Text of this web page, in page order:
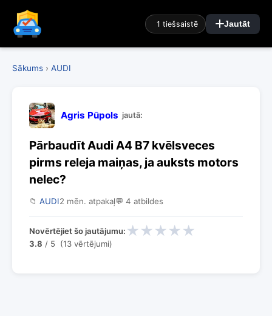
1 tiešsaistē Jautāt
Sākums › AUDI
Agris Pūpols jautā:
Pārbaudīt Audi A4 B7 kvēlsveces
pirms releja maiņas, ja auksts motors
nelec?
📁 AUDI2 mēn. atpakaļ💬 4 atbildes
Novērtējiet šo jautājumu: ★ ★ ★ ★ ★
3.8 / 5 (13 vērtējumi)